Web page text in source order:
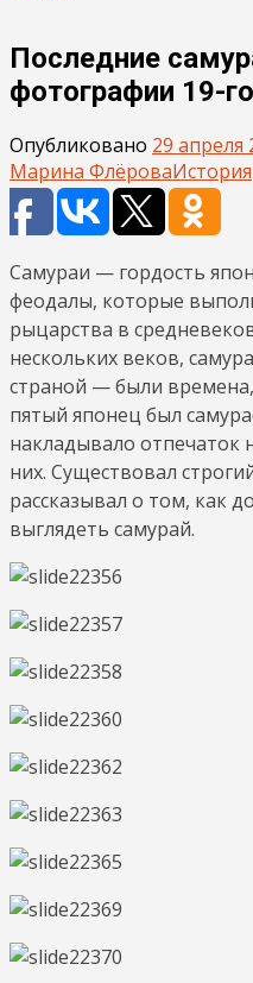
Последние
фотографии 19-
Опубликовано 29 апреля
Марина ФлёроваИстория
Самураи — гордость
феодалы, которые
рыцарства в
нескольких веков,
страной — были
пятый японец был
накладывало отпечаток
них. Существовал
рассказывал о том, как
выглядеть самурай.